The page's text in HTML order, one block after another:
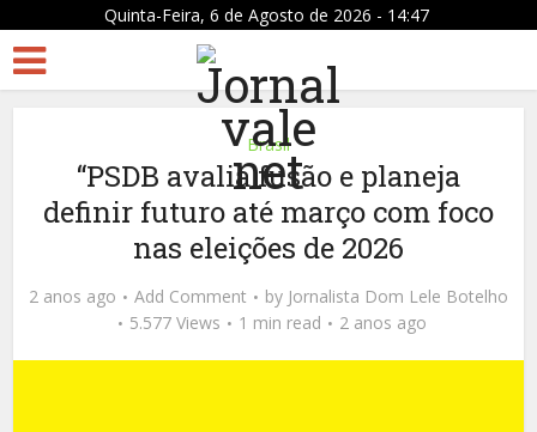
Quinta-Feira, 6 de Agosto de 2026 - 14:47
Brasil
“PSDB avalia fusão e planeja
definir futuro até março com foco
nas eleições de 2026
2 anos ago Add Comment by Jornalista Dom Lele Botelho
5.577 Views
1 min read 2 anos ago